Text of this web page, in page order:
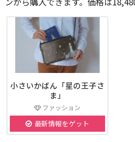
小さいかばん「星の王子さ
ま」
ファッション
最新情報をゲット